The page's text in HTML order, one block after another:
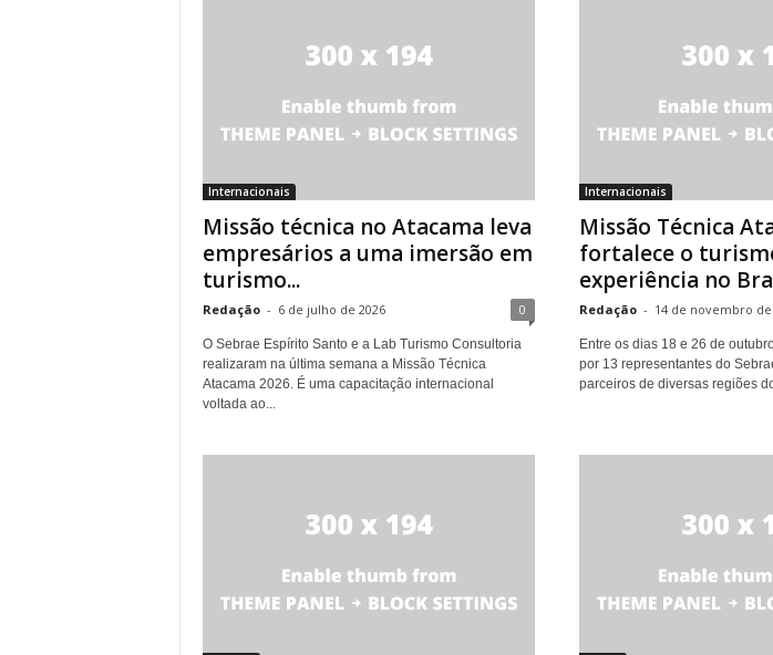
Internacionais
Missão técnica no Atacama leva
empresários a uma imersão em
turismo...
Redação - 6 de julho de 2026 0
O Sebrae Espírito Santo e a Lab Turismo Consultoria
realizaram na última semana a Missão Técnica
Atacama 2026. É uma capacitação internacional
voltada ao...
Internacionais
Missão Técnica
fortalece o
experiência no
Redação - 14 de novembro de
Entre os dias 18 e 26 de
por 13 representantes do
parceiros de diversas regiões do